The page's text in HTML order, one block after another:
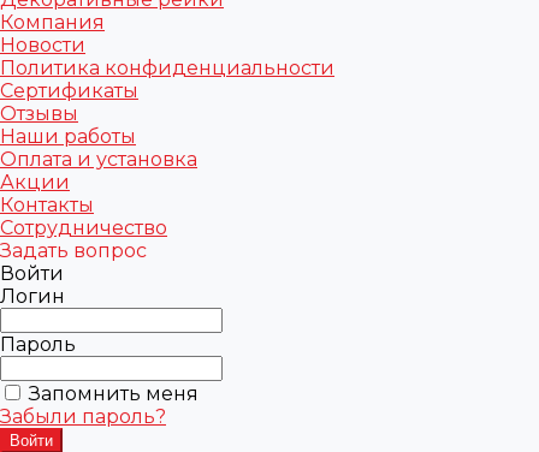
Компания
Новости
Политика конфиденциальности
Сертификаты
Отзывы
Наши работы
Оплата и установка
Акции
Контакты
Сотрудничество
Задать вопрос
Войти
Логин
Пароль
Запомнить меня
Забыли пароль?